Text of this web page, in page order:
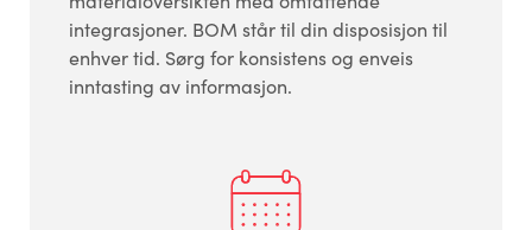
integrasjoner. BOM står til din disposisjon til
enhver tid. Sørg for konsistens og enveis
inntasting av informasjon.